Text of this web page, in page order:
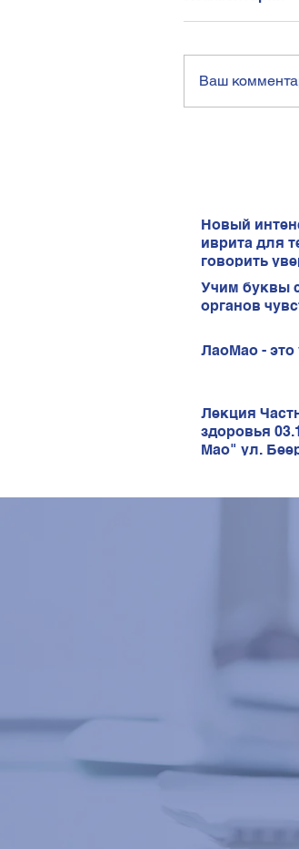
Новый
иврита для
говорить
иврита!
Учим буквы
органов
ЛаоМао - это
Лекция
здоровья
Мао"
Ваш